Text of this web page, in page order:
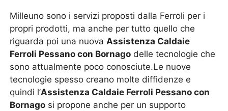
Milleuno sono i servizi proposti dalla Ferroli per i
propri prodotti, ma anche per tutto quello che
riguarda poi una nuovaAssistenza Caldaie
Ferroli Pessano con Bornago delle tecnologie che
sono attualmente poco conosciute.Le nuove
tecnologie spesso creano molte diffidenze e
quindi l’Assistenza Caldaie Ferroli Pessano con
Bornago si propone anche per un supporto